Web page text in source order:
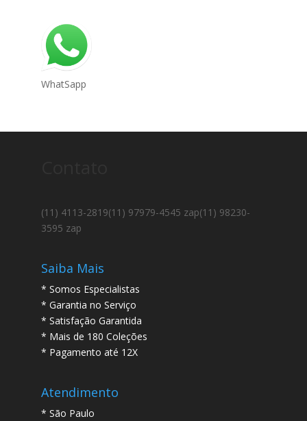
WhatSapp
(11) 4113-2819(11) 97979-4545 zap(11) 98230-
3595 zap
Saiba Mais
* Somos Especialistas
* Garantia no Serviço
* Satisfação Garantida
* Mais de 180 Coleções
* Pagamento até 12X
Atendimento
* São Paulo